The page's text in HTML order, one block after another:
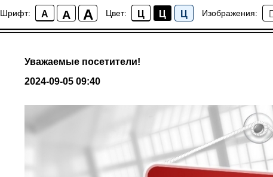
Шрифт: A A A Цвет: Ц Ц Ц Изображения:
Новости
Уважаемые посетители!
2024-09-05 09:40